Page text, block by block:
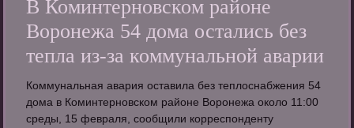
В Коминтерновском районе
Воронежа 54 дома остались без
тепла из-за коммунальной аварии
Коммунальная авария оставила без теплоснабжения 54
дома в Коминтерновском районе Воронежа около 11:00
среды, 15 февраля, сообщили корреспонденту